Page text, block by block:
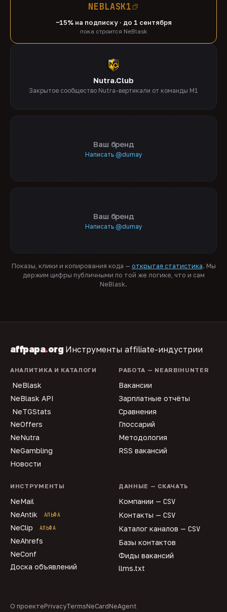
NEBLASK1
−15% на подписку · до 1 сентября
пока строится NeBlask
Nutra.Club
Закрытое сообщество Nutra-вертикали от команды M1
Ваш бренд
Написать @dumay
Ваш бренд
Написать @dumay
Показы, клики и копирования кода — открытая статистика. Мы
держим цифры публичными по той же логике, что и сам
NeBlask.
affpapa.org Инструменты affiliate-индустрии
АНАЛИТИКА И КАТАЛОГИ
NeBlask
NeBlask API
NeTGStats
NeOffers
NeNutra
NeGambling
Новости
РАБОТА — NEARBIHUNTER
Вакансии
Зарплатные отчёты
Сравнения
Глоссарий
Методология
RSS вакансий
ИНСТРУМЕНТЫ
NeMail
NeAntik
АЛЬФА
NeClip АЛЬФА
NeAhrefs
NeConf
Доска объявлений
ДАННЫЕ — СКАЧАТЬ
Компании — CSV
Контакты — CSV
Каталог каналов — CSV
Базы контактов
Фиды вакансий
llms.txt
О проектеPrivacyTermsNeCardNeAgent